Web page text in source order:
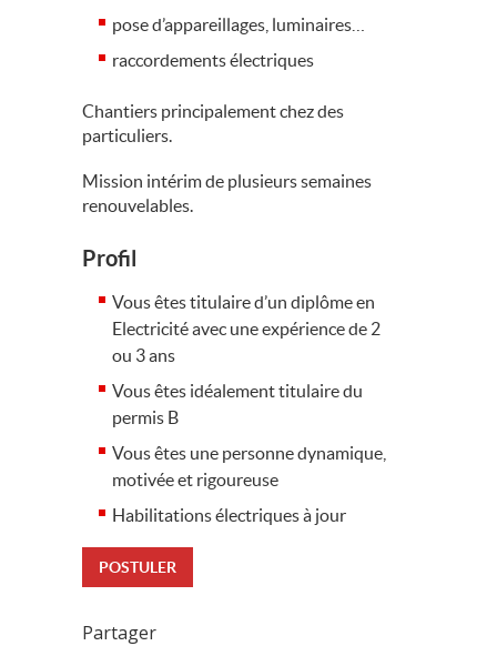
pose d’appareillages, luminaires…
raccordements électriques
Chantiers principalement chez des
particuliers.
Mission intérim de plusieurs semaines
renouvelables.
Profil
Vous êtes titulaire d’un diplôme en
Electricité avec une expérience de 2
ou 3 ans
Vous êtes idéalement titulaire du
permis B
Vous êtes une personne dynamique,
motivée et rigoureuse
Habilitations électriques à jour
POSTULER
Partager